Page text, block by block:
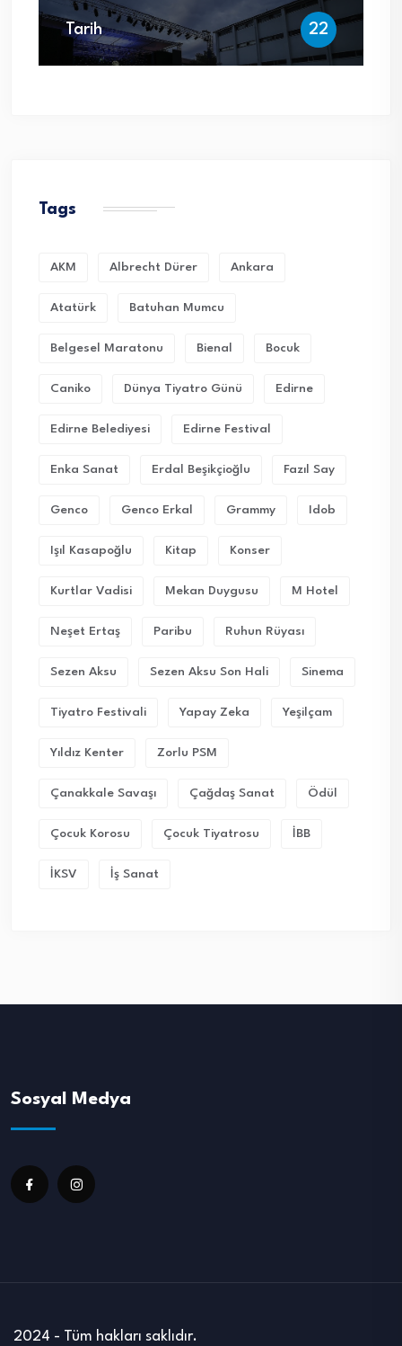
Tarih 22
Tags
AKM Albrecht Dürer Ankara
Atatürk Batuhan Mumcu
Belgesel Maratonu Bienal Bocuk
Caniko Dünya Tiyatro Günü Edirne
Edirne Belediyesi Edirne Festival
Enka Sanat Erdal Beşikçioğlu Fazıl Say
Genco Genco Erkal Grammy Idob
Işıl Kasapoğlu Kitap Konser
Kurtlar Vadisi Mekan Duygusu M Hotel
Neşet Ertaş Paribu Ruhun Rüyası
Sezen Aksu Sezen Aksu Son Hali Sinema
Tiyatro Festivali Yapay Zeka Yeşilçam
Yıldız Kenter Zorlu PSM
Çanakkale Savaşı Çağdaş Sanat Ödül
Çocuk Korosu Çocuk Tiyatrosu İBB
İKSV İş Sanat
Sosyal Medya
2024 - Tüm hakları saklıdır.